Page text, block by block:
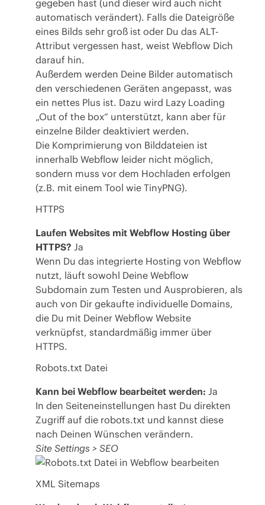
gegeben hast (und dieser wird auch nicht
automatisch verändert). Falls die Dateigröße
eines Bilds sehr groß ist oder Du das ALT-
Attribut vergessen hast, weist Webflow Dich
darauf hin.
Außerdem werden Deine Bilder automatisch
den verschiedenen Geräten angepasst, was
ein nettes Plus ist. Dazu wird Lazy Loading
„Out of the box“ unterstützt, kann aber für
einzelne Bilder deaktiviert werden.
Die Komprimierung von Bilddateien ist
innerhalb Webflow leider nicht möglich,
sondern muss vor dem Hochladen erfolgen
(z.B. mit einem Tool wie TinyPNG).
HTTPS
Laufen Websites mit Webflow Hosting über
HTTPS? Ja
Wenn Du das integrierte Hosting von Webflow
nutzt, läuft sowohl Deine Webflow
Subdomain zum Testen und Ausprobieren, als
auch von Dir gekaufte individuelle Domains,
die Du mit Deiner Webflow Website
verknüpfst, standardmäßig immer über
HTTPS.
Robots.txt Datei
Kann bei Webflow bearbeitet werden: Ja
In den Seiteneinstellungen hast Du direkten
Zugriff auf die robots.txt und kannst diese
nach Deinen Wünschen verändern.
Site Settings > SEO
XML Sitemaps